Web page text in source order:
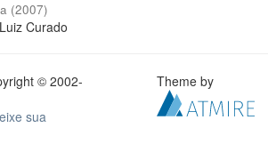
(2007)
Curado
© 2002-
sua
Theme by